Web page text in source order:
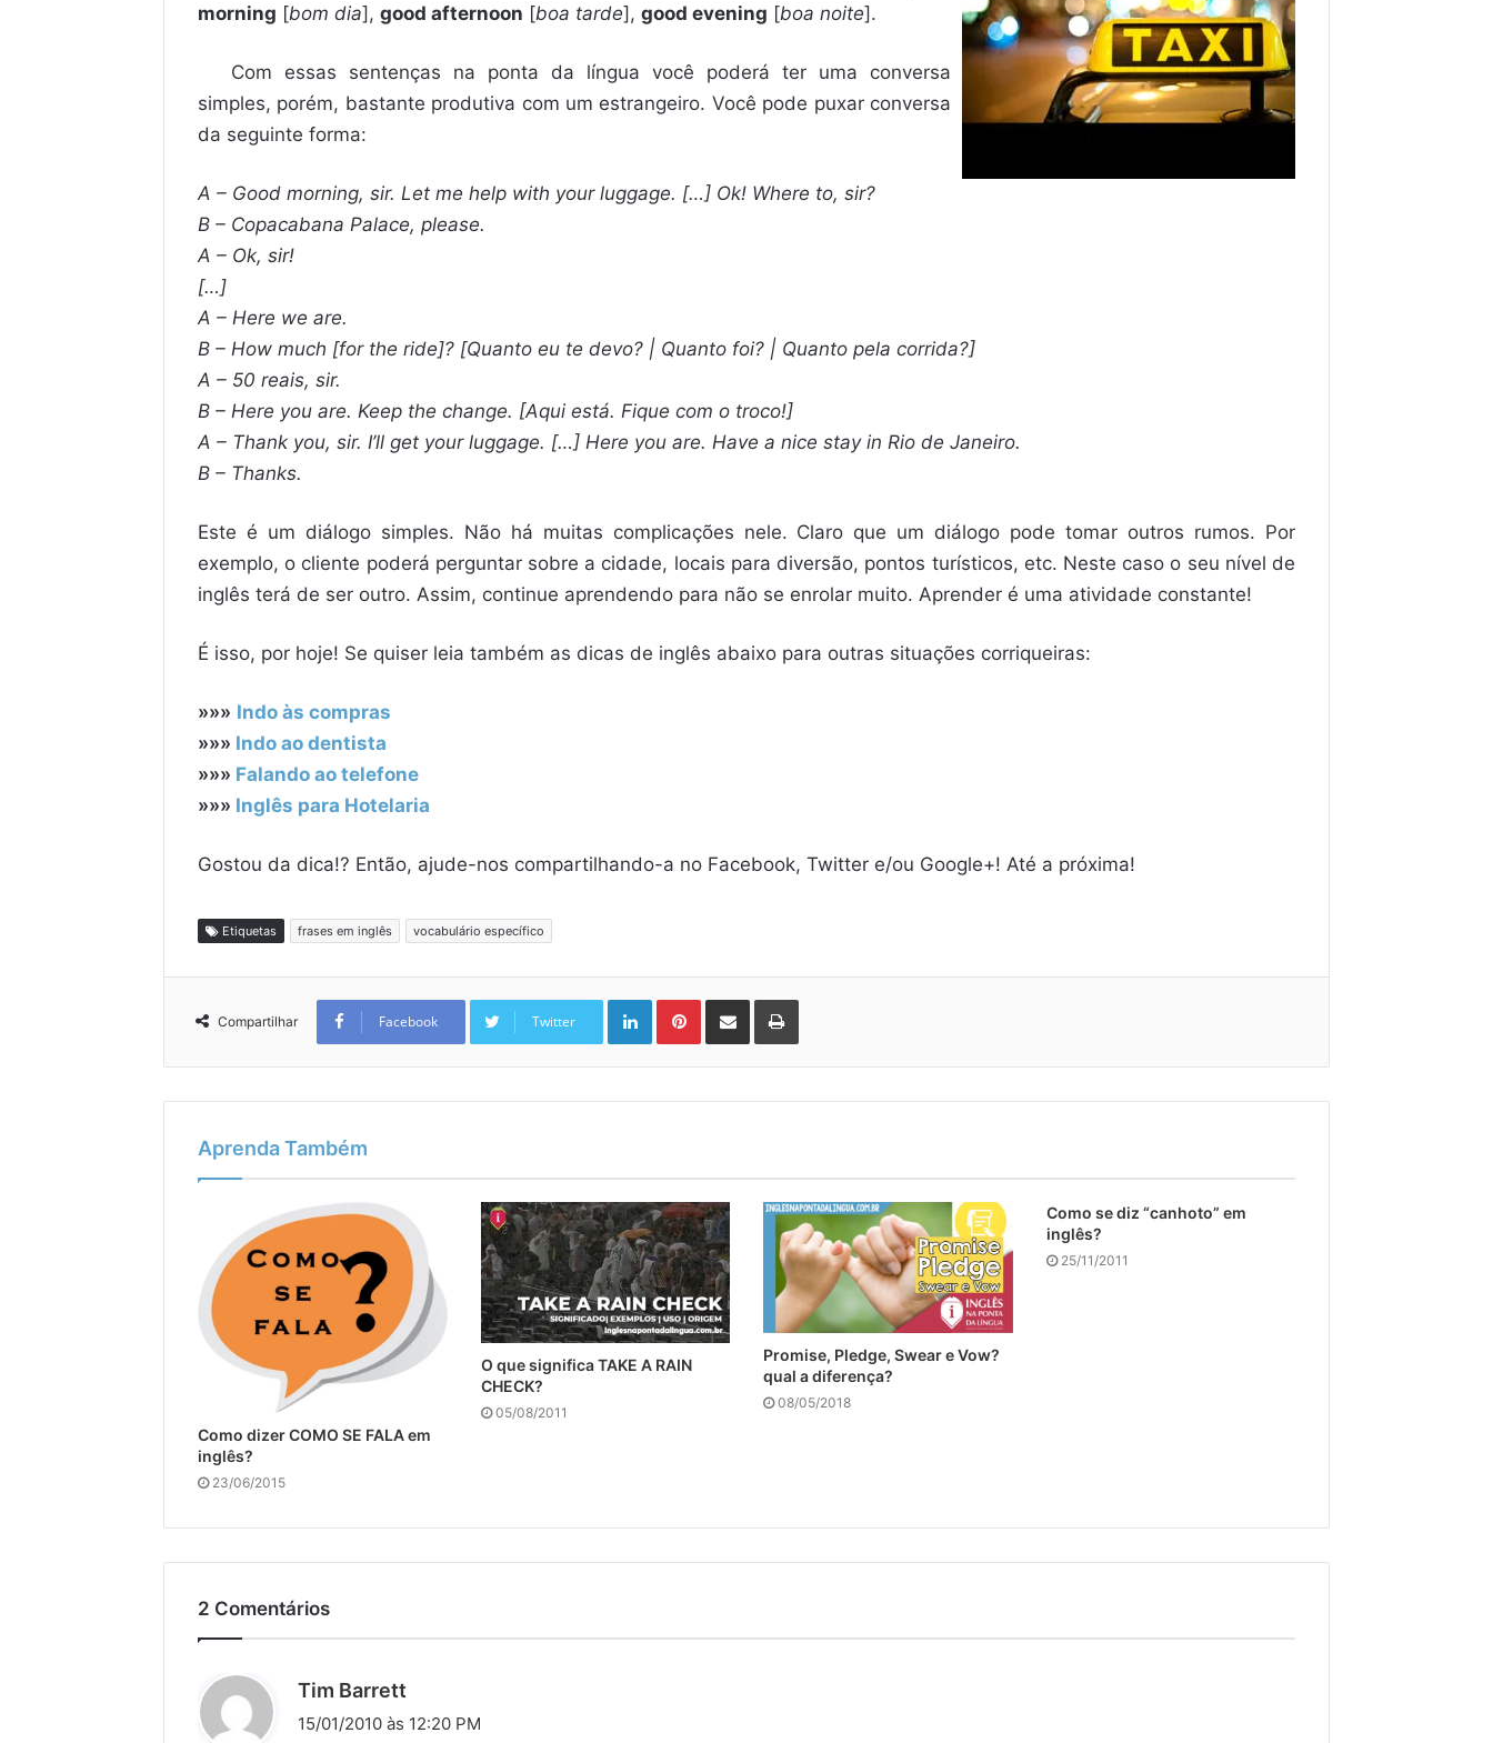
morning [bom dia], good afternoon [boa tarde], good evening [boa noite].
Com essas sentenças na ponta da língua você poderá ter uma conversa
simples, porém, bastante produtiva com um estrangeiro. Você pode puxar conversa
da seguinte forma:
A – Good morning, sir. Let me help with your luggage. […] Ok! Where to, sir?
B – Copacabana Palace, please.
A – Ok, sir!
[…]
A – Here we are.
B – How much [for the ride]? [Quanto eu te devo? | Quanto foi? | Quanto pela corrida?]
A – 50 reais, sir.
B – Here you are. Keep the change. [Aqui está. Fique com o troco!]
A – Thank you, sir. I’ll get your luggage. […] Here you are. Have a nice stay in Rio de Janeiro.
B – Thanks.
Este é um diálogo simples. Não há muitas complicações nele. Claro que um diálogo pode tomar outros rumos. Por
exemplo, o cliente poderá perguntar sobre a cidade, locais para diversão, pontos turísticos, etc. Neste caso o seu nível de
inglês terá de ser outro. Assim, continue aprendendo para não se enrolar muito. Aprender é uma atividade constante!
É isso, por hoje! Se quiser leia também as dicas de inglês abaixo para outras situações corriqueiras:
»»» Indo às compras
»»» Indo ao dentista
»»» Falando ao telefone
»»» Inglês para Hotelaria
Gostou da dica!? Então, ajude-nos compartilhando-a no Facebook, Twitter e/ou Google+! Até a próxima!
Etiquetas frases em inglês vocabulário específico
Compartilhar Facebook Twitter
LinkedinPinterest
Compartilhar via e-mail Imprimir
Aprenda Também
Como dizer COMO SE FALA em
inglês?
23/06/2015
O que significa TAKE A RAIN
CHECK?
05/08/2011
Promise, Pledge, Swear e Vow?
qual a diferença?
08/05/2018
Como se diz “canhoto” em
inglês?
25/11/2011
2 Comentários
Tim Barrett
i
15/01/2010 às 12:20 PM